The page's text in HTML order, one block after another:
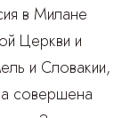
в Милане
Церкви и
и Словакии,
совершена